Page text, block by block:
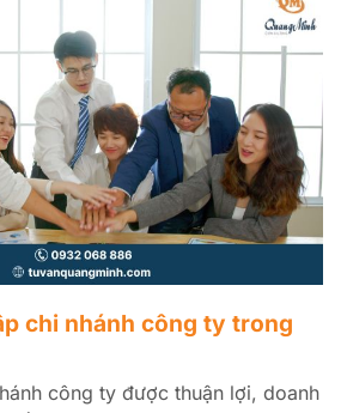
chi nhánh công ty trong
công ty được thuận lợi, doanh